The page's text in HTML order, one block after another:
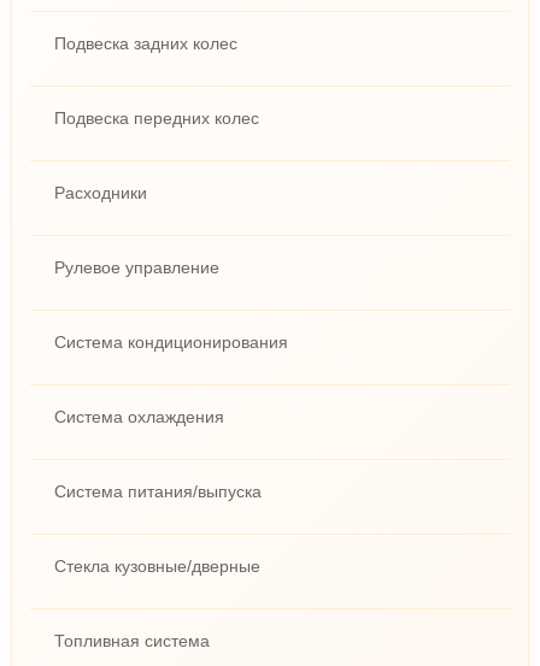
Подвеска задних колес
Подвеска передних колес
Расходники
Рулевое управление
Система кондиционирования
Система охлаждения
Система питания/выпуска
Стекла кузовные/дверные
Топливная система